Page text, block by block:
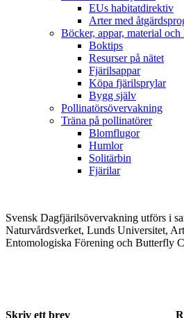
EUs habitatdirektiv
Arter med
Böcker, appar, material och
Boktips
Resurser på nätet
Fjärilsappar
Köpa fjärilsprylar
Bygg själv
Pollinatörsövervakning
Träna på pollinatörer
Blomflugor
Humlor
Solitärbin
Fjärilar
Svensk Dagfjärilsövervakning utförs i
Naturvårdsverket, Lunds Universitet,
Entomologiska Förening och Butterfly
Skriv ett brev